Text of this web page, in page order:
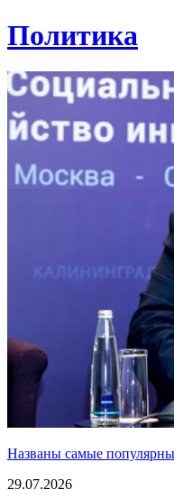
Политика
Названы самые
29.07.2026